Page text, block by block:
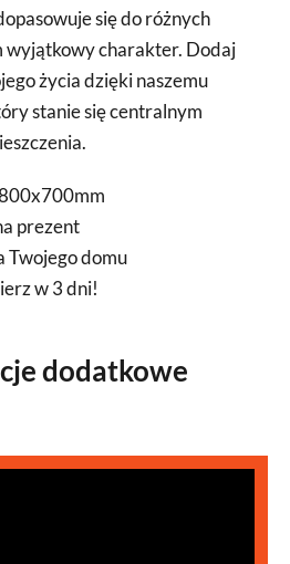
się do różnych
wyjątkowy charakter. Dodaj
życia dzięki naszemu
stanie się centralnym
prezent
Twojego domu
w 3 dni!
dodatkowe